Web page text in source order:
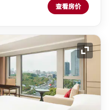
查看房价
展开